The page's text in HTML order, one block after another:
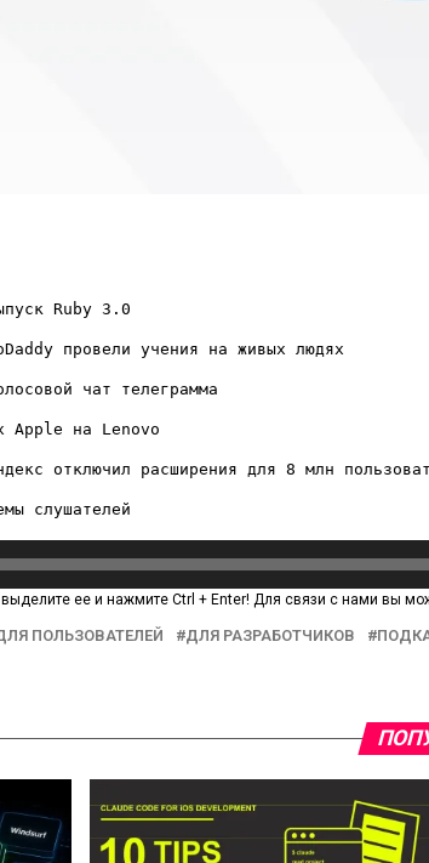
Ruby 3.0
провели учения на живых людях
чат телеграмма
на Lenovo
отключил расширения для 8 млн
слушателей
ее и нажмите Ctrl + Enter! Для связи с нами вы
ПОЛЬЗОВАТЕЛЕЙ ДЛЯ РАЗРАБОТЧИКОВ